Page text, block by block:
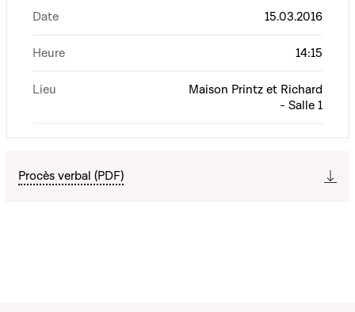
Date 15.03.2016
Heure 14:15
Lieu
Maison Printz et Richard
- Salle 1
Procès verbal (PDF)